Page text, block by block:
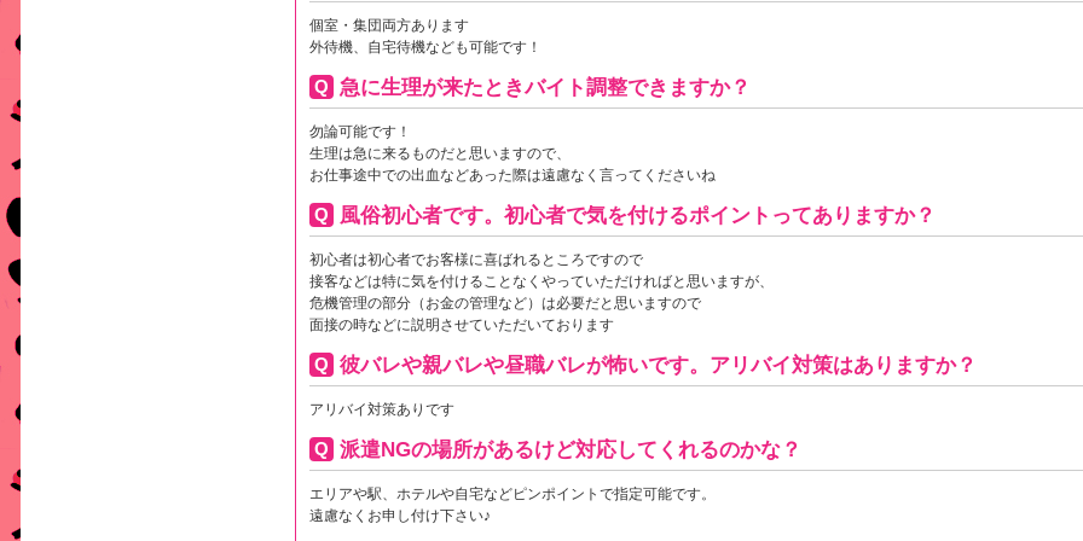
個室・集団両方あります
外待機、自宅待機なども可能です！
急に生理が来たときバイト調整できますか？
勿論可能です！
生理は急に来るものだと思いますので、
お仕事途中での出血などあった際は遠慮なく言ってくださいね
風俗初心者です。初心者で気を付けるポイントってありますか？
初心者は初心者でお客様に喜ばれるところですので
接客などは特に気を付けることなくやっていただければと思いますが、
危機管理の部分（お金の管理など）は必要だと思いますので
面接の時などに説明させていただいております
彼バレや親バレや昼職バレが怖いです。アリバイ対策はありますか？
アリバイ対策ありです
派遣NGの場所があるけど対応してくれるのかな？
エリアや駅、ホテルや自宅などピンポイントで指定可能です。
遠慮なくお申し付け下さい♪